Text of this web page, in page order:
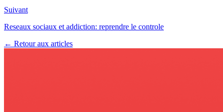
Suivant
Reseaux sociaux et addiction: reprendre le controle
← Retour aux articles